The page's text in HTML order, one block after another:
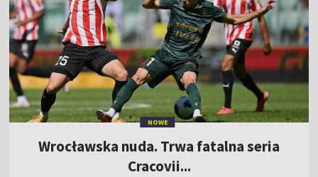
NOWE
Wrocławska nuda. Trwa fatalna seria
Cracovii...